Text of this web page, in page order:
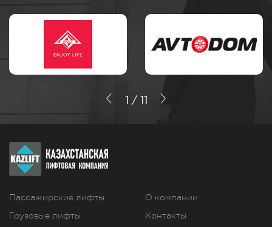
1 / 11
Пассажирские лифты
Грузовые лифты
О компании
Контакты